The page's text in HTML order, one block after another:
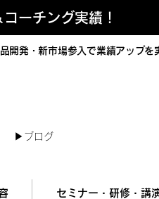
ーチング実績！
開発・新市場参入で業績アップ
▶︎ブログ
セミナー・研修・講